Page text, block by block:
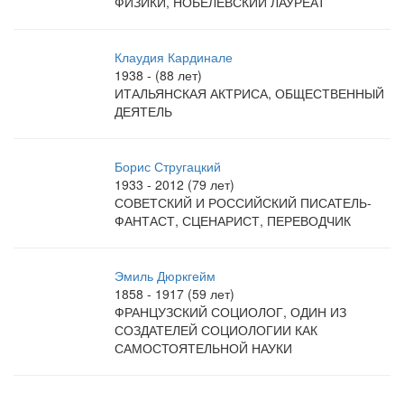
Клаудия Кардинале
1938 - (88 лет)
ИТАЛЬЯНСКАЯ АКТРИСА, ОБЩЕСТВЕННЫЙ
ДЕЯТЕЛЬ
Борис Стругацкий
1933 - 2012 (79 лет)
СОВЕТСКИЙ И РОССИЙСКИЙ ПИСАТЕЛЬ-
ФАНТАСТ, СЦЕНАРИСТ, ПЕРЕВОДЧИК
Эмиль Дюркгейм
1858 - 1917 (59 лет)
ФРАНЦУЗСКИЙ СОЦИОЛОГ, ОДИН ИЗ
СОЗДАТЕЛЕЙ СОЦИОЛОГИИ КАК
САМОСТОЯТЕЛЬНОЙ НАУКИ